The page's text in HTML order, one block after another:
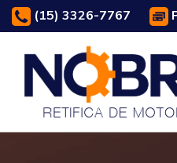
(15) 3326-7767